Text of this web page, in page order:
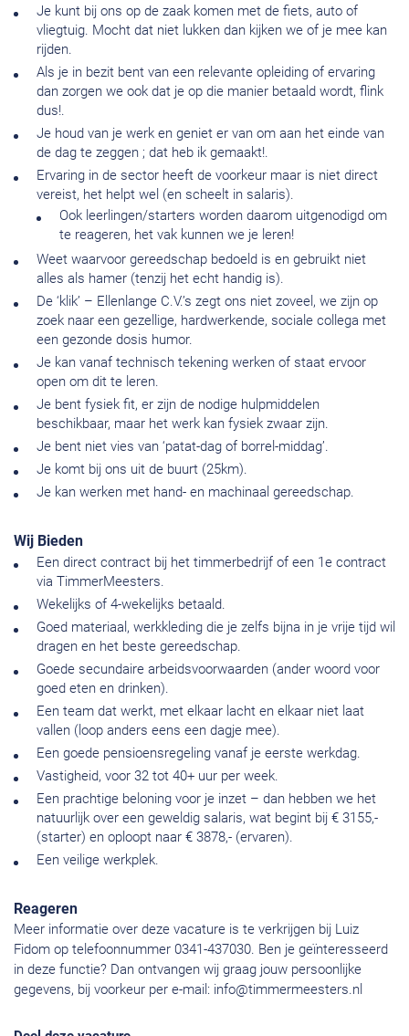
Je kunt bij ons op de zaak komen met de fiets, auto of
vliegtuig. Mocht dat niet lukken dan kijken we of je mee kan
rijden.
Als je in bezit bent van een relevante opleiding of ervaring
dan zorgen we ook dat je op die manier betaald wordt, flink
dus!.
Je houd van je werk en geniet er van om aan het einde van
de dag te zeggen ; dat heb ik gemaakt!.
Ervaring in de sector heeft de voorkeur maar is niet direct
vereist, het helpt wel (en scheelt in salaris).
Ook leerlingen/starters worden daarom uitgenodigd om
te reageren, het vak kunnen we je leren!
Weet waarvoor gereedschap bedoeld is en gebruikt niet
alles als hamer (tenzij het echt handig is).
De ‘klik’ – Ellenlange C.V.’s zegt ons niet zoveel, we zijn op
zoek naar een gezellige, hardwerkende, sociale collega met
een gezonde dosis humor.
Je kan vanaf technisch tekening werken of staat ervoor
open om dit te leren.
Je bent fysiek fit, er zijn de nodige hulpmiddelen
beschikbaar, maar het werk kan fysiek zwaar zijn.
Je bent niet vies van ‘patat-dag of borrel-middag’.
Je komt bij ons uit de buurt (25km).
Je kan werken met hand- en machinaal gereedschap.
Wij Bieden
Een direct contract bij het timmerbedrijf of een 1e contract
via TimmerMeesters.
Wekelijks of 4-wekelijks betaald.
Goed materiaal, werkkleding die je zelfs bijna in je vrije tijd wil
dragen en het beste gereedschap.
Goede secundaire arbeidsvoorwaarden (ander woord voor
goed eten en drinken).
Een team dat werkt, met elkaar lacht en elkaar niet laat
vallen (loop anders eens een dagje mee).
Een goede pensioensregeling vanaf je eerste werkdag.
Vastigheid, voor 32 tot 40+ uur per week.
Een prachtige beloning voor je inzet – dan hebben we het
natuurlijk over een geweldig salaris, wat begint bij € 3155,-
(starter) en oploopt naar € 3878,- (ervaren).
Een veilige werkplek.
Reageren
Meer informatie over deze vacature is te verkrijgen bij Luiz
Fidom op telefoonnummer 0341-437030. Ben je geïnteresseerd
in deze functie? Dan ontvangen wij graag jouw persoonlijke
gegevens, bij voorkeur per e-mail: info@timmermeesters.nl